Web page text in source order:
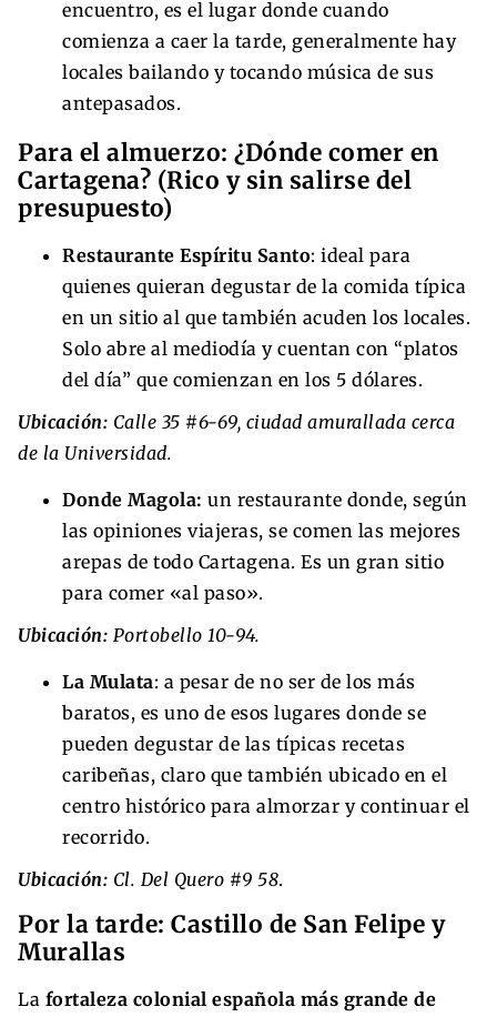
encuentro, es el lugar donde cuando
comienza a caer la tarde, generalmente hay
locales bailando y tocando música de sus
antepasados.
Para el almuerzo: ¿Dónde comer en
Cartagena? (Rico y sin salirse del
presupuesto)
Restaurante Espíritu Santo: ideal para
quienes quieran degustar de la comida típica
en un sitio al que también acuden los locales.
Solo abre al mediodía y cuentan con “platos
del día” que comienzan en los 5 dólares.
Ubicación: Calle 35 #6-69, ciudad amurallada cerca
de la Universidad.
Donde Magola: un restaurante donde, según
las opiniones viajeras, se comen las mejores
arepas de todo Cartagena. Es un gran sitio
para comer «al paso».
Ubicación: Portobello 10-94.
La Mulata: a pesar de no ser de los más
baratos, es uno de esos lugares donde se
pueden degustar de las típicas recetas
caribeñas, claro que también ubicado en el
centro histórico para almorzar y continuar el
recorrido.
Ubicación: Cl. Del Quero #9 58.
Por la tarde: Castillo de San Felipe y
Murallas
La fortaleza colonial española más grande de